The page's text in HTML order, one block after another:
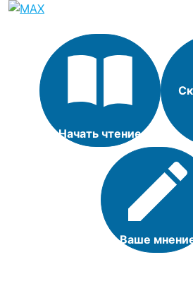
Начать чтение
Ваше